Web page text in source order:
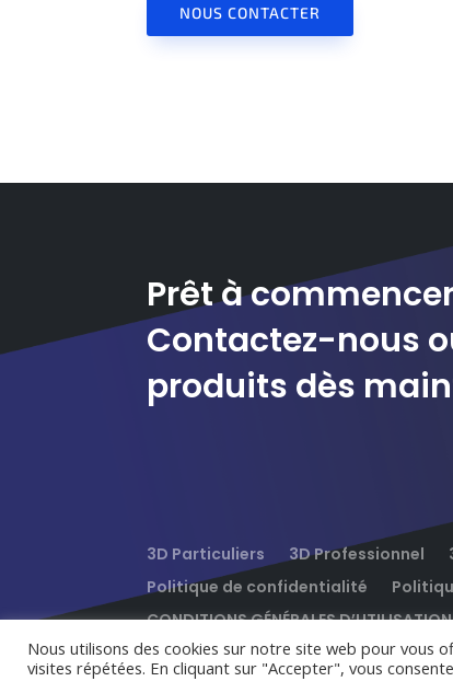
NOUS CONTACTER
Prêt à
Contactez-nous
produits dès
3D Particuliers 3D Professionnel
Politique de confidentialité
CONDITIONS GÉNÉRALES D’UTILISATION
Nous utilisons des cookies sur notre site web pour vous
visites répétées. En cliquant sur "Accepter", vous